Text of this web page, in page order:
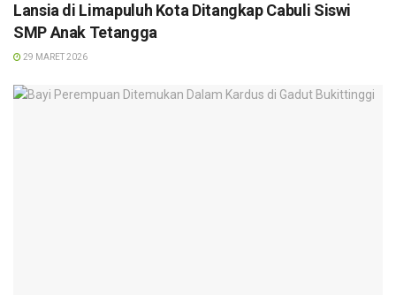
Lansia di Limapuluh Kota Ditangkap Cabuli Siswi
SMP Anak Tetangga
29 MARET 2026